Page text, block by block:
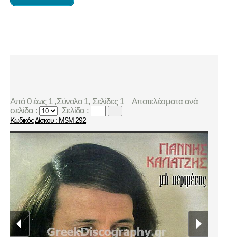
Από 0 έως 1 ,Σύνολο 1, Σελίδες 1
Αποτελέσματα ανά
σελίδα :
Σελίδα : ...
Κωδικός Δίσκου : MSM 292